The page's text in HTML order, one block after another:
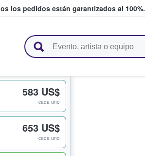
los pedidos están garantizados al 100%.
fans
583 US$
cada uno
653 US$
cada uno